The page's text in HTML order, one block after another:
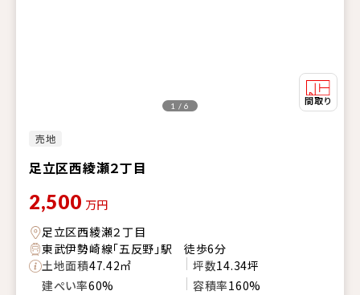
売地
足立区西綾瀬２丁目
1 / 6
2,500 万円
足立区西綾瀬２丁目
東武伊勢崎線「五反野」駅 徒歩6分
土地面積47.42㎡ 坪数14.34坪
建ぺい率60% 容積率160%